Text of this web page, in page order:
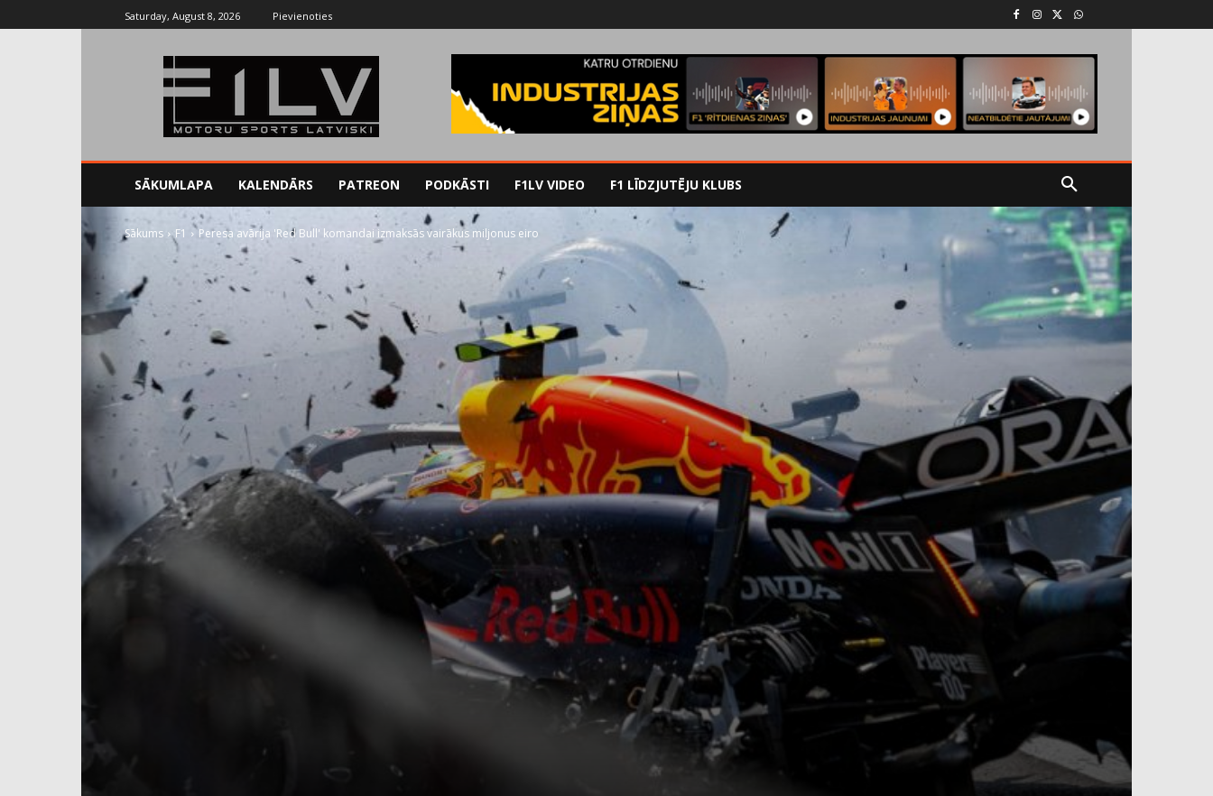
Saturday, August 8, 2026 Pievienoties
SĀKUMLAPA KALENDĀRS PATREON PODKĀSTI F1LV VIDEO F1 LĪDZJUTĒJU KLUBS
Sākums F1 Peresa avārija 'Red Bull' komandai izmaksās vairākus miljonus eiro